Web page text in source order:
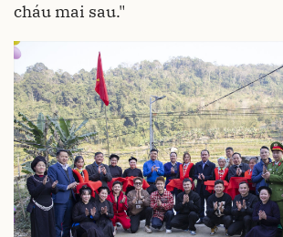
cháu mai sau."